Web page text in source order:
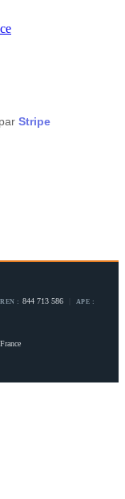
Stripe
: 844 713 586 APE :